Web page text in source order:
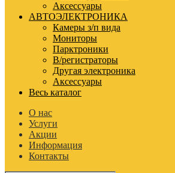
Аксессуары
АВТОЭЛЕКТРОНИКА
Камеры з/п вида
Мониторы
Парктроники
В/регистраторы
Другая электроника
Аксессуары
Весь каталог
О нас
Услуги
Акции
Информация
Контакты